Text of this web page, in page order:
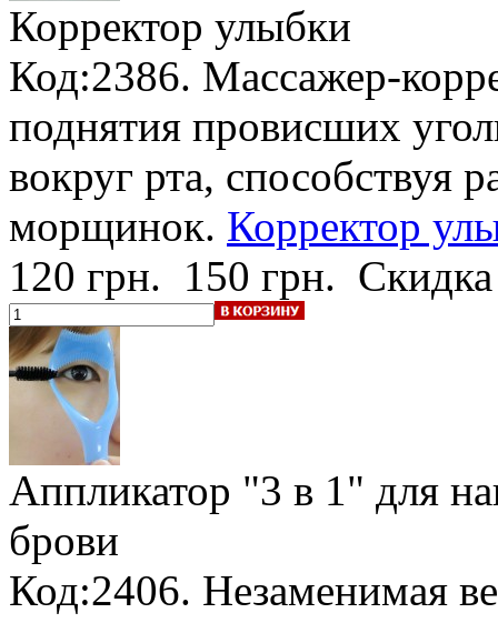
Корректор улыбки
Код:2386. Массажер-
поднятия провисших
вокруг рта, способствуя
морщинок. Корректор
120 грн. 150 грн.
Аппликатор "3 в 1" для
брови
Код:2406. Незаменимая